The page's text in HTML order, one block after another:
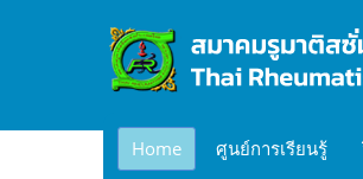
Home ศูนย์การเรียนรู้